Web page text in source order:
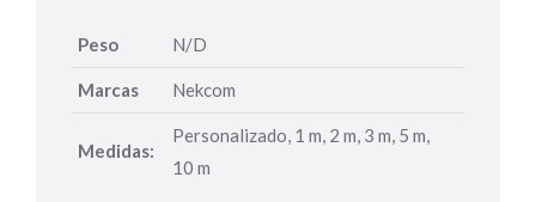
Peso N/D
Marcas Nekcom
Medidas:
Personalizado, 1 m, 2 m, 3 m, 5 m,
10 m